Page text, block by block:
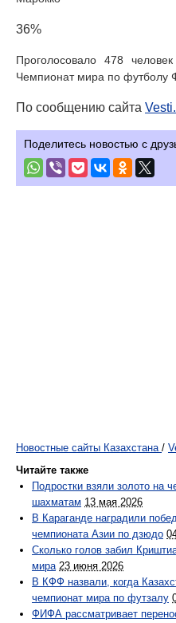
36%
Проголосовало 478
Чемпионат мира по футболу
По сообщению сайта
Поделитесь новостью с
Новостные сайты Казахстана /
Читайте также
Подростки взяли золото на
шахматам 13 мая 2026
В Караганде наградили
чемпионата Азии по дзюдо
Сколько голов забил
мира 23 июня 2026
В КФФ назвали, когда
чемпионат мира по футзалу
ФИФА рассматривает